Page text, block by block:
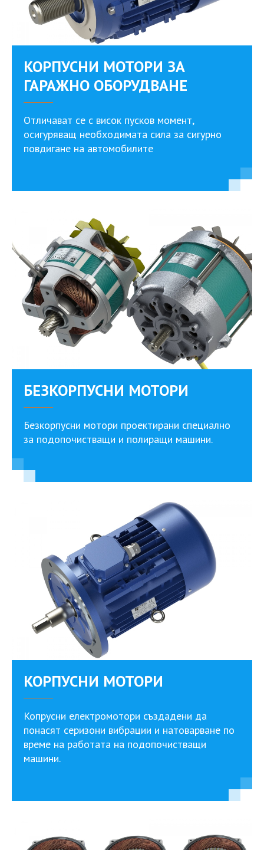
КОРПУСНИ МОТОРИ ЗА
ГАРАЖНО ОБОРУДВАНЕ
Отличават се с висок пусков момент,
осигуряващ необходимата сила за сигурно
повдигане на автомобилите
БЕЗКОРПУСНИ МОТОРИ
Безкорпусни мотори проектирани специално
за подопочистващи и полиращи машини.
КОРПУСНИ МОТОРИ
Копрусни електромотори създадени да
понасят серизони вибрации и натоварване по
време на работата на подопочистващи
машини.